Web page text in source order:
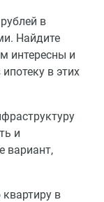
в
Найдите
интересны и
в этих
и
вариант,
в